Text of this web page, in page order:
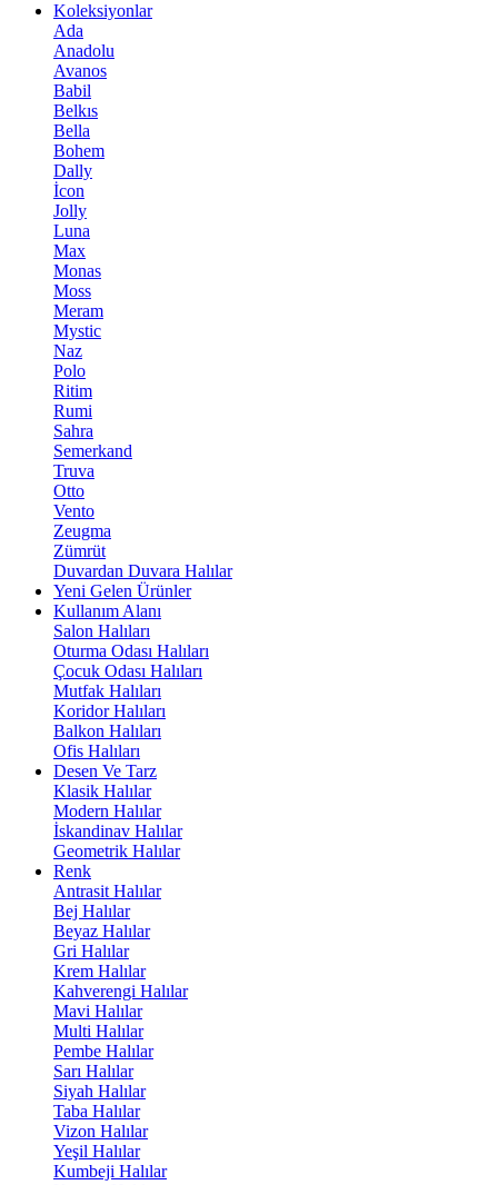
Koleksiyonlar
Ada
Anadolu
Avanos
Babil
Belkıs
Bella
Bohem
Dally
İcon
Jolly
Luna
Max
Monas
Moss
Meram
Mystic
Naz
Polo
Ritim
Rumi
Sahra
Semerkand
Truva
Otto
Vento
Zeugma
Zümrüt
Duvardan Duvara Halılar
Yeni Gelen Ürünler
Kullanım Alanı
Salon Halıları
Oturma Odası Halıları
Çocuk Odası Halıları
Mutfak Halıları
Koridor Halıları
Balkon Halıları
Ofis Halıları
Desen Ve Tarz
Klasik Halılar
Modern Halılar
İskandinav Halılar
Geometrik Halılar
Renk
Antrasit Halılar
Bej Halılar
Beyaz Halılar
Gri Halılar
Krem Halılar
Kahverengi Halılar
Mavi Halılar
Multi Halılar
Pembe Halılar
Sarı Halılar
Siyah Halılar
Taba Halılar
Vizon Halılar
Yeşil Halılar
Kumbeji Halılar